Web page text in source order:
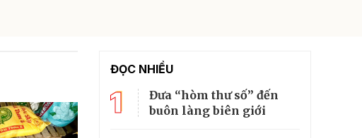
ĐỌC NHIỀU
1
Đưa “hòm thư số” đến
buôn làng biên giới